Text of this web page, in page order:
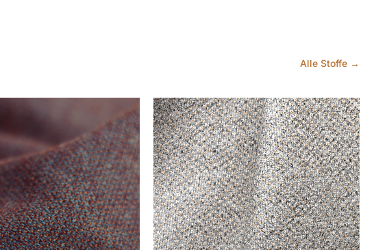
Alle Stoffe →